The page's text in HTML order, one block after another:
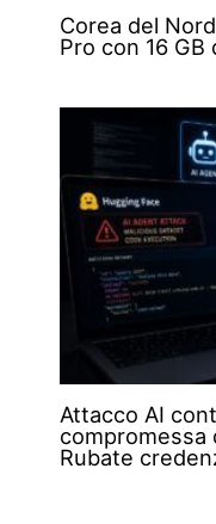
Corea del
Pro con 16 GB
Attacco AI
compromessa
Rubate